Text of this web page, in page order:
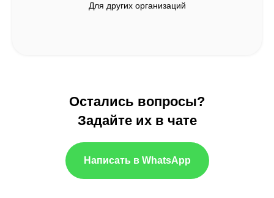
Для других организаций
Остались вопросы?
Задайте их в чате
Написать в WhatsApp